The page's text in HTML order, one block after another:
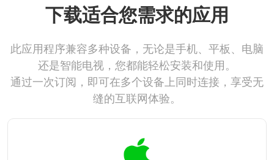
下载适合您需求的应用
此应用程序兼容多种设备，无论是手机、平板、电脑
还是智能电视，您都能轻松安装和使用。
通过一次订阅，即可在多个设备上同时连接，享受无
缝的互联网体验。